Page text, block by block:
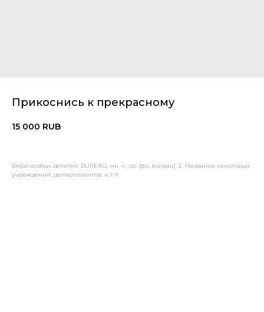
Прикоснись к прекрасному
15 000 RUB
Бюро особых деталей. BUREAU, мн. ч.; ср. [фр. bureau]. 2. Название некоторых
учреждений, департаментов, и т.п.